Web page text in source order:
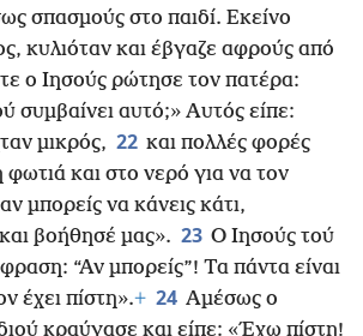
σπασμούς στο παιδί. Εκείνο
κυλιόταν και έβγαζε αφρούς από
ο Ιησούς ρώτησε τον πατέρα:
συμβαίνει αυτό;» Αυτός είπε:
μικρός, 22 και πολλές φορές
φωτιά και στο νερό για να τον
μπορείς να κάνεις κάτι,
βοήθησέ μας». 23 Ο Ιησούς τού
“Αν μπορείς”! Τα πάντα είναι
έχει πίστη».+ 24 Αμέσως ο
κραύγασε και είπε: «Έχω πίστη!